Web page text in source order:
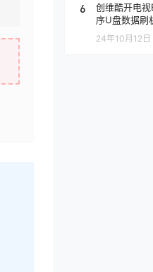
6
创维酷开电
序U盘数据刷
24年10月12日